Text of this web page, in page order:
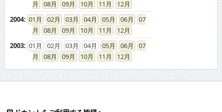
01 02 03 04 05 06
08
09 10 11 12
ドカントをご利用する皆様へ